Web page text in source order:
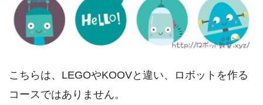
こちらは、LEGOやKOOVと違い、ロボットを作る
コースではありません。